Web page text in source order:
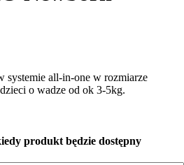
systemie all-in-one w rozmiarze
o wadze od ok 3-5kg.
produkt będzie dostępny